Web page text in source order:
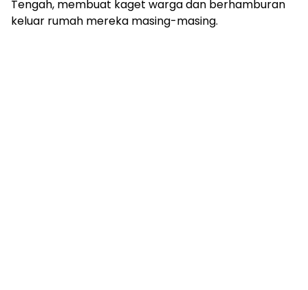
Tengah, membuat kaget warga dan berhamburan
keluar rumah mereka masing-masing.